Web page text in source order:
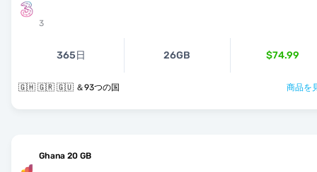
3
365日 26GB $74.99
🇬🇭 🇬🇷 🇬🇺 ＆93つの国 商品を
Ghana 20 GB